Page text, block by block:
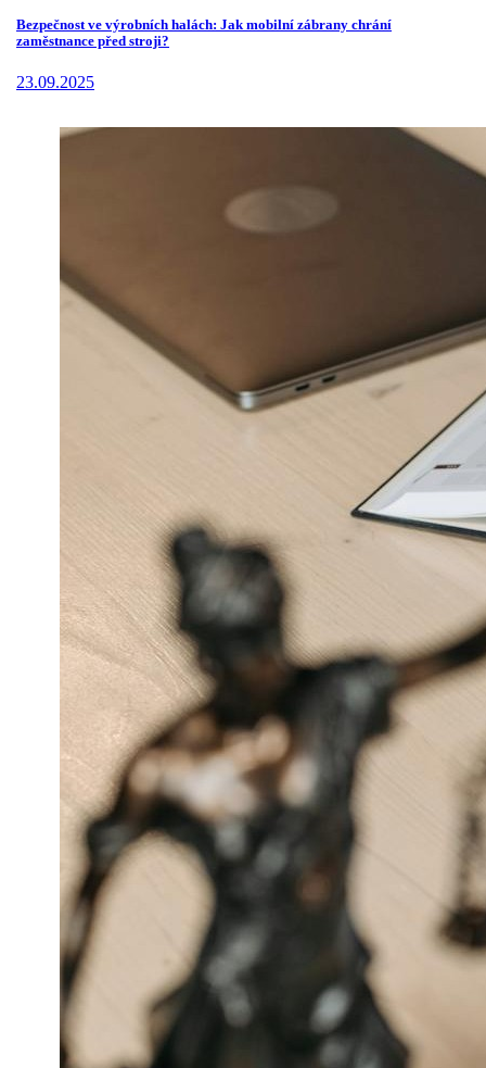
Bezpečnost ve výrobních halách: Jak mobilní zábrany chrání
zaměstnance před stroji?
23.09.2025